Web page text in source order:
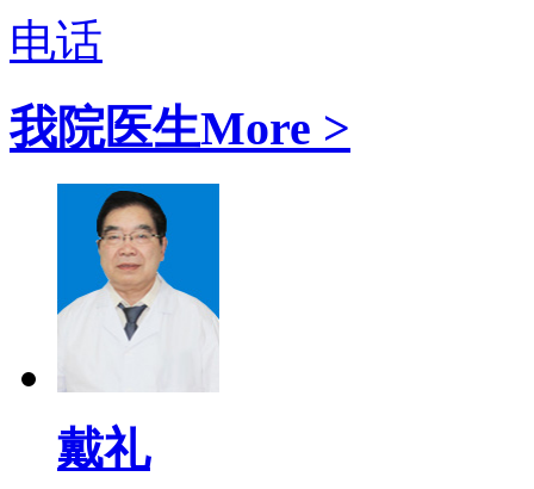
电话
我院医生More >
戴礼